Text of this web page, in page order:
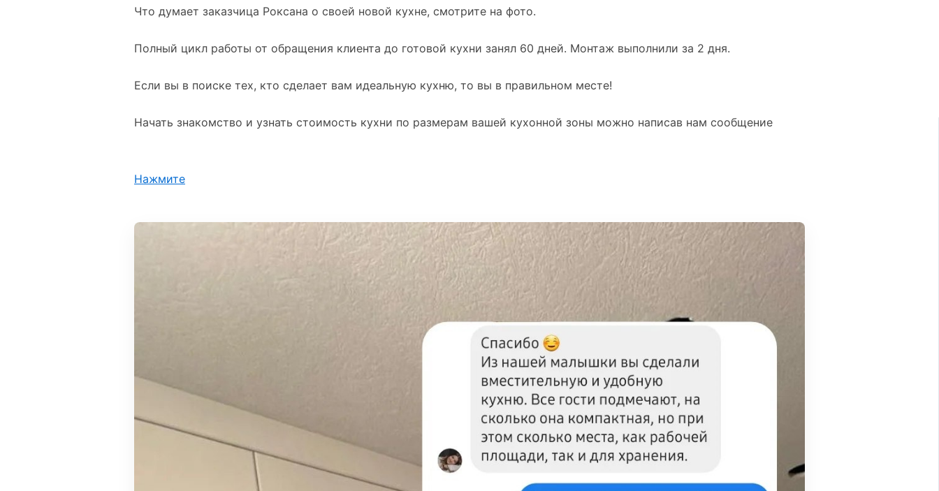
Что думает заказчица Роксана о своей новой кухне, смотрите на фото.
Полный цикл работы от обращения клиента до готовой кухни занял 60 дней. Монтаж выполнили за 2 дня.
Если вы в поиске тех, кто сделает вам идеальную кухню, то вы в правильном месте!
Начать знакомство и узнать стоимость кухни по размерам вашей кухонной зоны можно написав нам сообщение
Нажмите